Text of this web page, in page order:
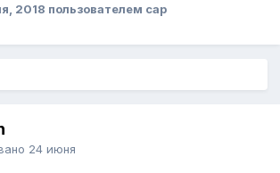
2018 пользователем cap
24 июня